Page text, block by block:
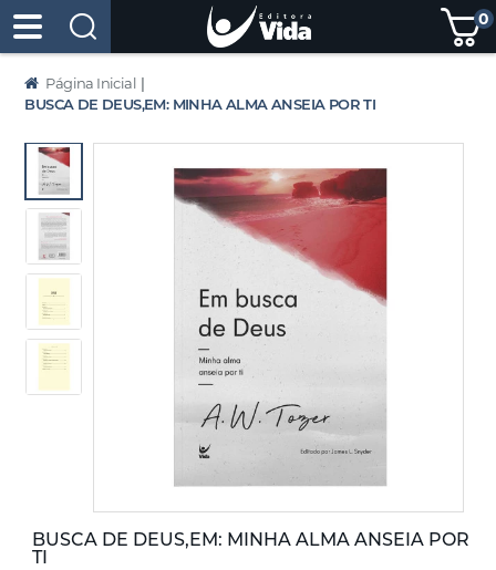
0
Página Inicial |
BUSCA DE DEUS,EM: MINHA ALMA ANSEIA POR TI
BUSCA DE DEUS,EM: MINHA ALMA ANSEIA POR
TI